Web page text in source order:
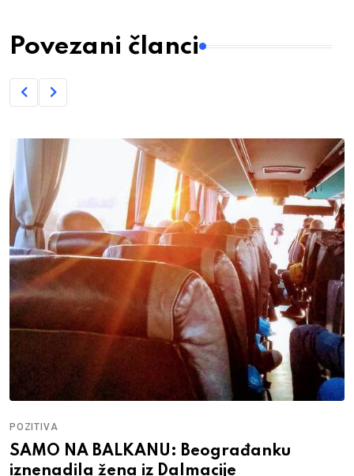
Povezani članci
POZITIVA
SAMO NA BALKANU: Beograđanku
iznenadila žena iz Dalmacije